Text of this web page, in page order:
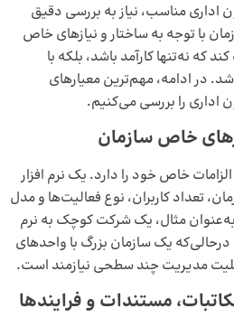
اداری مناسب، نیاز به بررسی دقیق
با توجه به ساختار و نیازهای خاص
که نه‌تنها کارآمد باشد، بلکه با
در ادامه، مهم‌ترین معیارهای
اداری را بررسی می‌کنیم.
خاص سازمان
خاص خود را دارد. یک نرم‌ افزار
تعداد کاربران، نوع فعالیت‌ها و مدل
به‌عنوان مثال، یک شرکت کوچک به نرم‌
درحالی‌که یک سازمان بزرگ با واحدهای
مدیریت چند سطحی نیازمند است.
مستندات و فرایندها